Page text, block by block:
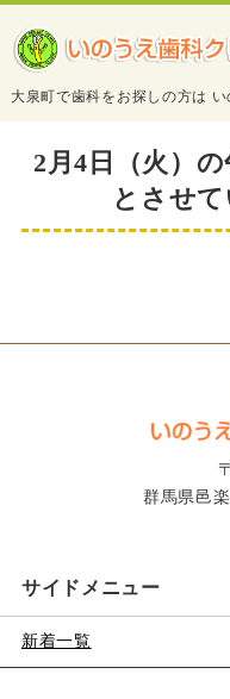
大泉町で歯科をお探しの方は
トップページ
2月4日（火）
とさせて
群馬県邑
サイドメニュー
新着一覧